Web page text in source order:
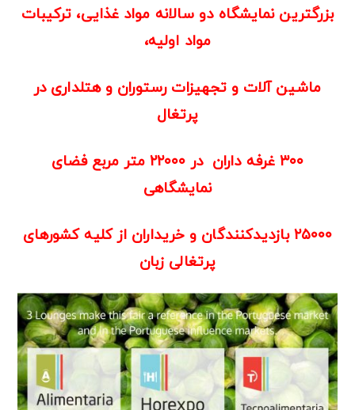
بزرگترین نمایشگاه دو سالانه مواد غذایی، ترکیبات
مواد اولیه،
ماشین آلات و تجهیزات رستوران و هتلداری در
پرتغال
۳۰۰ غرفه داران در ۲۲۰۰۰ متر مربع فضای
نمایشگاهی
۲۵۰۰۰ بازدیدکنندگان و خریداران از کلیه کشورهای
پرتغالی زبان